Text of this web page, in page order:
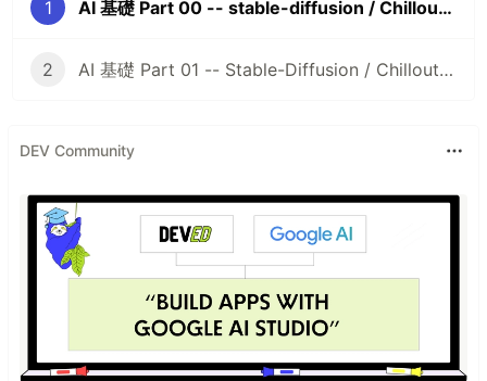
1 AI 基礎 Part 00 -- stable-diffusion / ChilloutMix を使って日本人美女の画像を作る
2 AI 基礎 Part 01 -- Stable-Diffusion / ChilloutMix でタコスを食べさせてオフショルを着せる
DEV Community